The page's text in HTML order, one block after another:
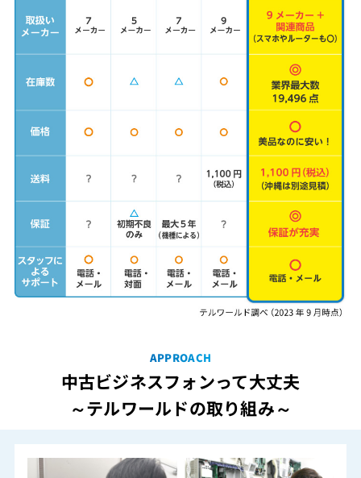
APPROACH
中古ビジネスフォンって大丈夫
～テルワールドの取り組み～